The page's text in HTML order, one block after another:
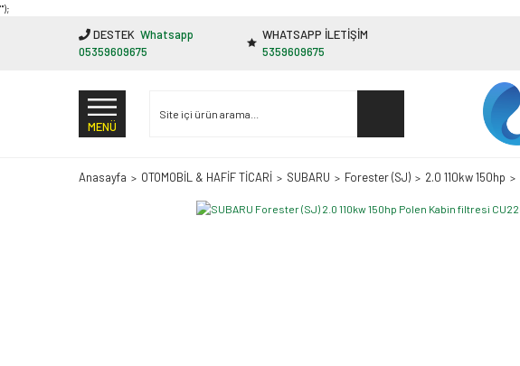
"');
DESTEK Whatsapp
05359609675
WHATSAPP İLETİŞİM
5359609675
MENÜ
Anasayfa OTOMOBİL & HAFİF TİCARİ SUBARU Forester (SJ) 2.0 110kw 150hp